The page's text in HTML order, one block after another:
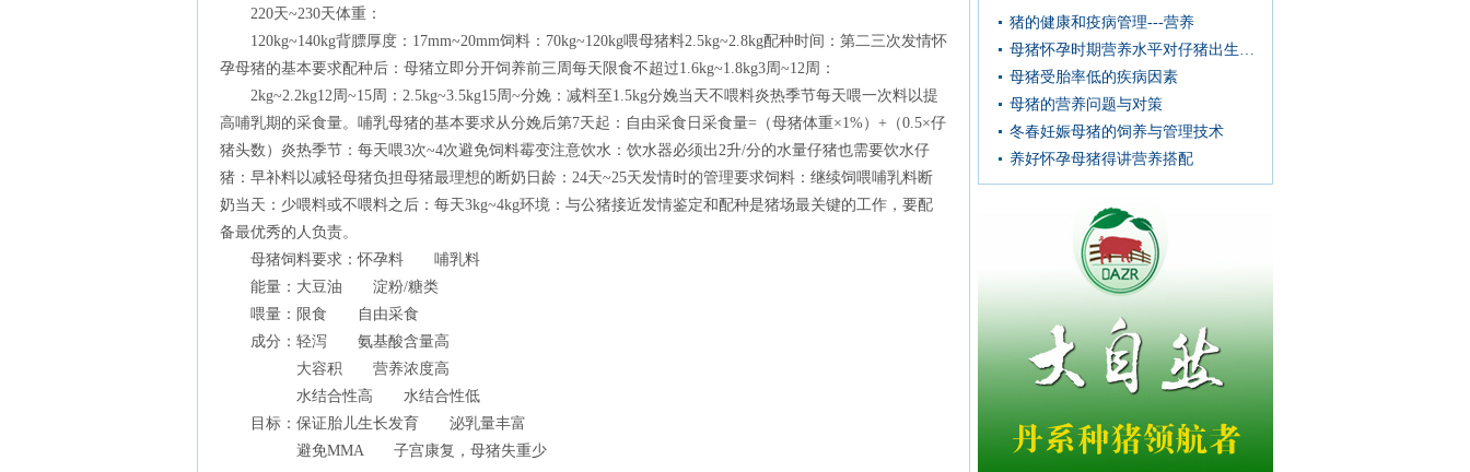
220天~230天体重：
120kg~140kg背膘厚度：17mm~20mm饲料：70kg~120kg喂母猪料2.5kg~2.8kg配种时间：第二三次发情怀
孕母猪的基本要求配种后：母猪立即分开饲养前三周每天限食不超过1.6kg~1.8kg3周~12周：
2kg~2.2kg12周~15周：2.5kg~3.5kg15周~分娩：减料至1.5kg分娩当天不喂料炎热季节每天喂一次料以提
高哺乳期的采食量。哺乳母猪的基本要求从分娩后第7天起：自由采食日采食量=（母猪体重×1%）+（0.5×仔
猪头数）炎热季节：每天喂3次~4次避免饲料霉变注意饮水：饮水器必须出2升/分的水量仔猪也需要饮水仔
猪：早补料以减轻母猪负担母猪最理想的断奶日龄：24天~25天发情时的管理要求饲料：继续饲喂哺乳料断
奶当天：少喂料或不喂料之后：每天3kg~4kg环境：与公猪接近发情鉴定和配种是猪场最关键的工作，要配
备最优秀的人负责。
母猪饲料要求：怀孕料 哺乳料
能量：大豆油 淀粉/糖类
喂量：限食 自由采食
成分：轻泻 氨基酸含量高
大容积 营养浓度高
水结合性高 水结合性低
目标：保证胎儿生长发育 泌乳量丰富
避免MMA 子宫康复，母猪失重少
猪的健康和疫病管理---营养
母猪怀孕时期营养水平对仔猪出生窝重的影响
母猪受胎率低的疾病因素
母猪的营养问题与对策
冬春妊娠母猪的饲养与管理技术
养好怀孕母猪得讲营养搭配